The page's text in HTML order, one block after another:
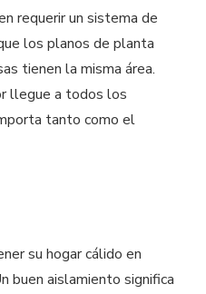
requerir un sistema de
los planos de planta
tienen la misma área.
llegue a todos los
tanto como el
su hogar cálido en
buen aislamiento significa